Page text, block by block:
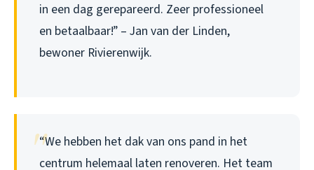
in een dag gerepareerd. Zeer professioneel
en betaalbaar!” – Jan van der Linden,
bewoner Rivierenwijk.
“We hebben het dak van ons pand in het
centrum helemaal laten renoveren. Het team